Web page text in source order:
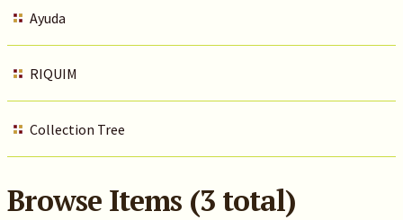
Ayuda
RIQUIM
Collection Tree
Browse Items (3 total)